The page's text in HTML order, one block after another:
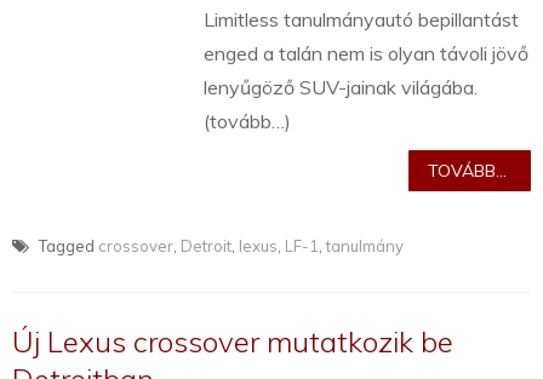
Limitless tanulmányautó bepillantást
enged a talán nem is olyan távoli jövő
lenyűgöző SUV-jainak világába.
(tovább…)
TOVÁBB...
Tagged crossover Detroit lexus LF-1 ,tanulmány
Új Lexus crossover mutatkozik be